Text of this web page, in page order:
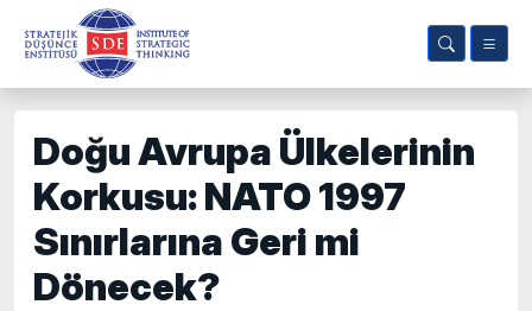
Doğu Avrupa Ülkelerinin
Korkusu: NATO 1997
Sınırlarına Geri mi
Dönecek?